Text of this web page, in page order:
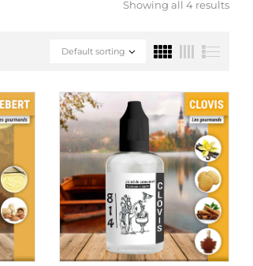
Showing all 4 results
Default sorting